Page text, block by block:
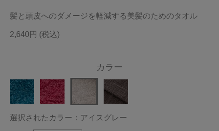
大量購入・法人向けの購入の方は
お問い合わせ
髪と頭皮へのダメージを軽減する美髪のためのタオル
2,640円
カラー
選択されたカラー：アイスグレー